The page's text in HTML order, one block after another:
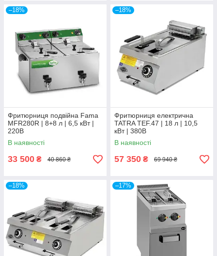
–18%
Фритюрниця подвійна Fama
MFR280R | 8+8 л | 6,5 кВт |
220В
В наявності
33 500 ₴ 40 860 ₴
–18%
Фритюрниця електрична
TATRA TEF.47 | 18 л | 10,5
кВт | 380В
В наявності
57 350 ₴ 69 940 ₴
–18% –17%